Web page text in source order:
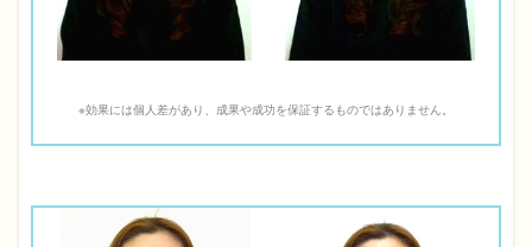
※効果には個人差があり、成果や成功を保証するものではありません。